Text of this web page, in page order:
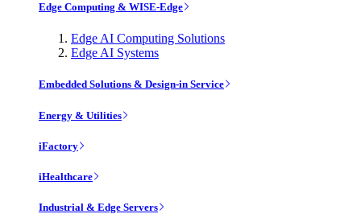
Edge Computing & WISE-Edge
Edge AI Computing Solutions
Edge AI Systems
Embedded Solutions & Design-in Service
Energy & Utilities
iFactory
iHealthcare
Industrial & Edge Servers